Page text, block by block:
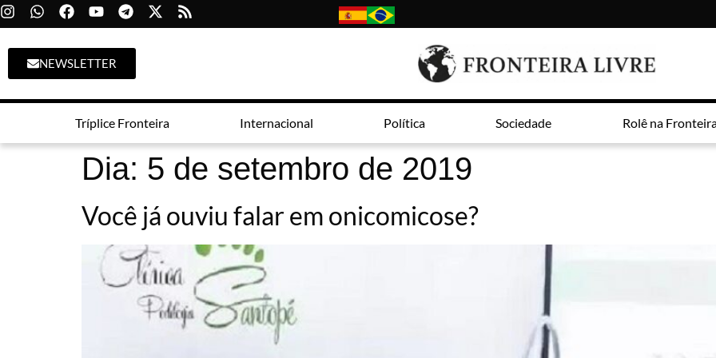
NEWSLETTER
Tríplice Fronteira Internacional Política Sociedade Rolê na
Dia: 5 de setembro de 2019
Você já ouviu falar em onicomicose?